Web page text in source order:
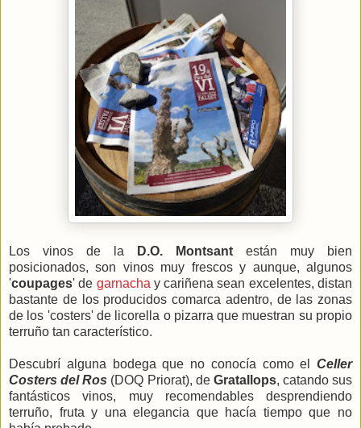
Los vinos de la D.O. Montsant están muy bien
posicionados, son vinos muy frescos y aunque, algunos
'coupages' de garnacha y cariñena sean excelentes, distan
bastante de los producidos comarca adentro, de las zonas
de los 'costers' de licorella o pizarra que muestran su propio
terruño tan característico.
Descubrí alguna bodega que no conocía como el Celler
Costers del Ros (DOQ Priorat), de Gratallops, catando sus
fantásticos vinos, muy recomendables desprendiendo
terruño, fruta y una elegancia que hacía tiempo que no